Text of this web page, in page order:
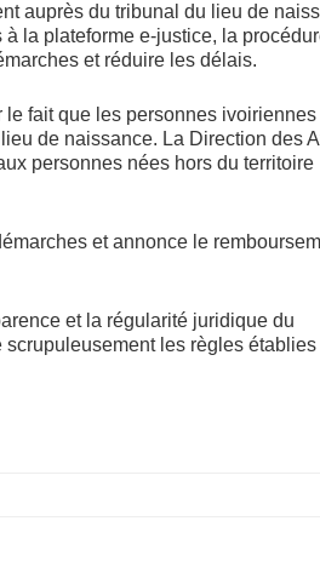
auprès du tribunal du lieu de
la plateforme e-justice, la
et réduire les délais.
fait que les personnes
de naissance. La Direction des
personnes nées hors du territoire
et annonce le
et la régularité juridique du
les règles